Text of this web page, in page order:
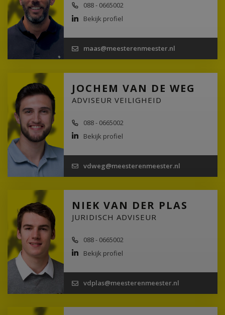
088 - 0665002
Bekijk profiel
maas@meesterenmeester.nl
JOCHEM VAN DE WEG
ADVISEUR VEILIGHEID
088 - 0665002
Bekijk profiel
vdweg@meesterenmeester.nl
NIEK VAN DER PLAS
JURIDISCH ADVISEUR
088 - 0665002
Bekijk profiel
vdplas@meesterenmeester.nl